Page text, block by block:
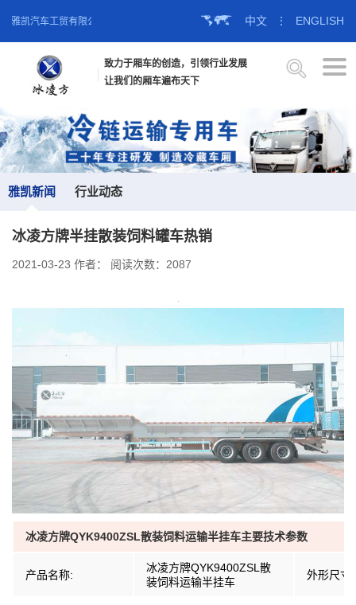
雅凯汽车工贸有限公司官方网站！ 中文 ⋮ ENGLISH
致力于厢车的创造，引领行业发展
让我们的厢车遍布天下
雅凯新闻 行业动态
冰凌方牌半挂散装饲料罐车热销
2021-03-23 作者： 阅读次数：2087
冰凌方牌QYK9400ZSL散装饲料运输半挂车主要技术参数
产品名称:
冰凌方牌QYK9400ZSL散
装饲料运输半挂车
外形尺寸: